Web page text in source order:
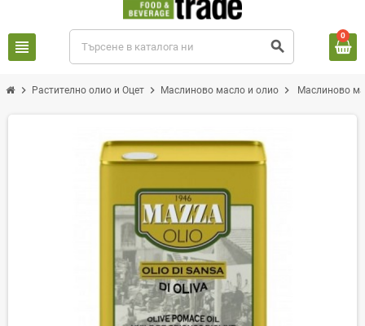
view_headline search
0
chevron_right Растително олио и Оцет chevron_right Маслиново масло и олио chevron_right Маслиново